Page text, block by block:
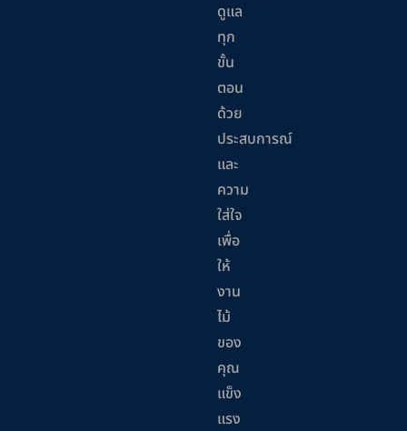
ดูแล
ทุก
ขั้น
ตอน
ด้วย
ประสบการณ์
และ
ความ
ใส่ใจ
เพื่อ
ให้
งาน
ไม้
ของ
คุณ
แข็ง
แรง